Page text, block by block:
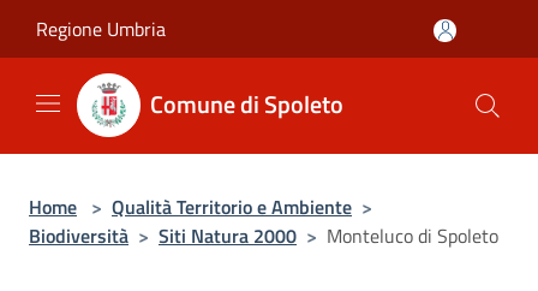
Regione Umbria
Comune di Spoleto
Home > Qualità Territorio e Ambiente >
Biodiversità > Siti Natura 2000 > Monteluco di Spoleto